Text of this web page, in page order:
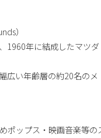
）
1960年に結成したマツダ
広い年齢層の約20名のメ
ポップス・映画音楽等の